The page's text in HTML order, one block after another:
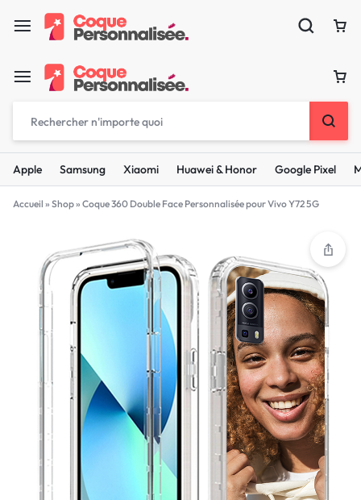
Apple Samsung Xiaomi Huawei & Honor Google Pixel
Accueil » Shop» Coque 360 Double Face Personnalisée pour Vivo Y72 5G